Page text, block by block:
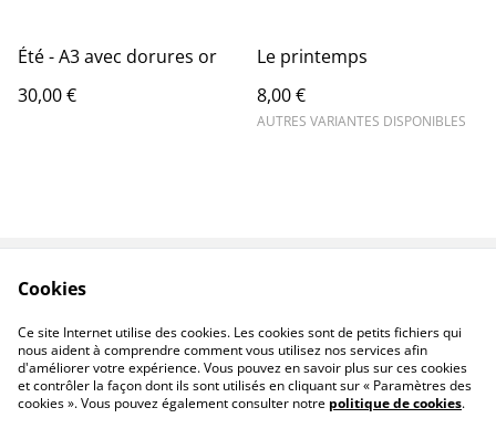
Été - A3 avec dorures or
30,00 €
Le printemps
8,00 €
AUTRES VARIANTES DISPONIBLES
Politique de
confidentialité
Politique de cookies
Cookies
Ce site Internet utilise des cookies. Les cookies sont de petits fichiers qui
nous aident à comprendre comment vous utilisez nos services afin
d'améliorer votre expérience. Vous pouvez en savoir plus sur ces cookies
et contrôler la façon dont ils sont utilisés en cliquant sur « Paramètres des
cookies ». Vous pouvez également consulter notre politique de cookies.